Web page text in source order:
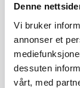
Denne
Vi bruker
annonser et
dessuten
vårt, med